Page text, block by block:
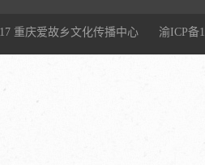
重庆爱故乡文化传播中心 渝ICP备